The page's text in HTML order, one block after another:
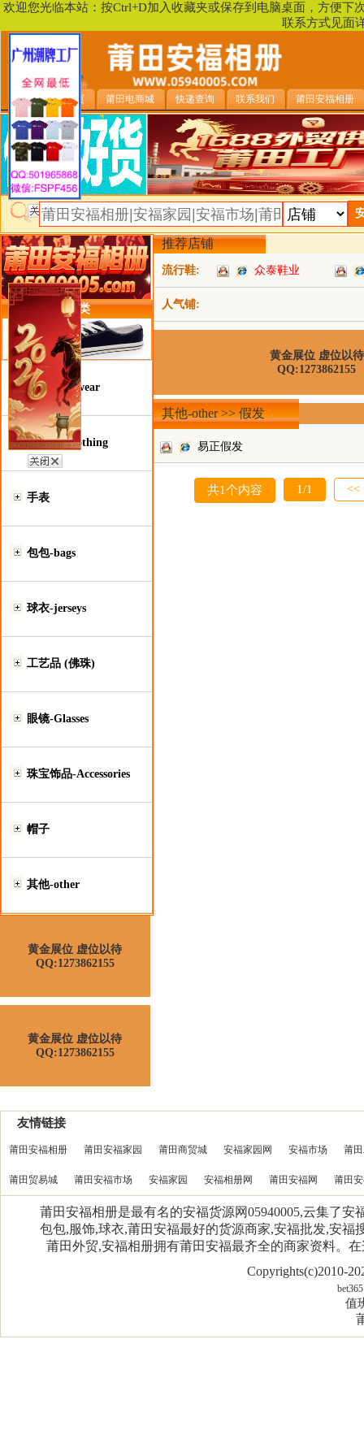
欢迎您光临本站：按Ctrl+D加入收藏夹或保存到电脑桌面，方便
联系方式见面
安福相册首页 莆田电商城 快递查询 联系我们 莆田安福相册
类目详细分类
鞋类-Footwear
服装类-Clothing
手表
包包-bags
球衣-jerseys
工艺品 (佛珠)
眼镜-Glasses
珠宝饰品-Accessories
帽子
其他-other
黄金展位 虚位以待
QQ:1273862155
黄金展位 虚位以待
QQ:1273862155
推荐店铺
流行鞋:
人气铺:
众泰鞋业
黄金展位 虚位以待
QQ:1273862155
其他-other >> 假发
易正假发
共1个内容 1/1 <<
友情链接
莆田安福相册 莆田安福家园 莆田商贸城 安福家园网 安福市场 莆
莆田贸易城 莆田安福市场 安福家园 安福相册网 莆田安福网 莆田
莆田安福相册是最有名的安福货源网05940005,云集了
包包,服饰,球衣,莆田安福最好的货源商家,安福批发,安
莆田外贸,安福相册拥有莆田安福最齐全的商家资料。
Copyrights(c)2010-
bet365
值